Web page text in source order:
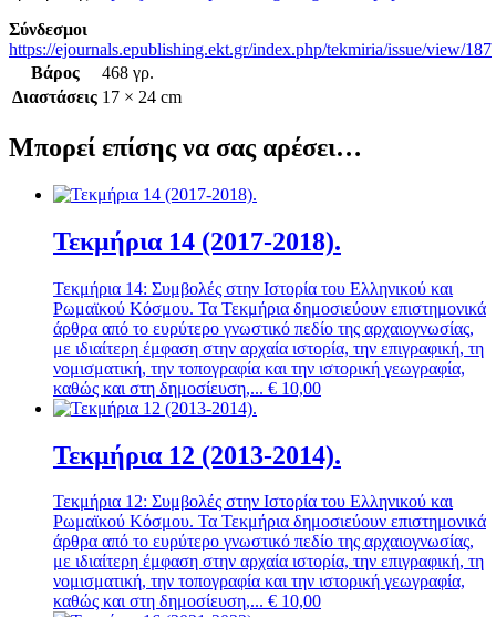
Σύνδεσμοι
https://ejournals.epublishing.ekt.gr/index.php/tekmiria/issue/view/187
Βάρος
468 γρ.
Διαστάσεις 17 × 24 cm
Μπορεί επίσης να σας αρέσει…
Τεκμήρια 14 (2017-2018).
Τεκμήρια 14: Συμβολές στην Ιστορία του Ελληνικού και
Ρωμαϊκού Κόσμου. Τα Τεκμήρια δημοσιεύουν επιστημονικά
άρθρα από το ευρύτερο γνωστικό πεδίο της αρχαιογνωσίας,
με ιδιαίτερη έμφαση στην αρχαία ιστορία, την επιγραφική, τη
νομισματική, την τοπογραφία και την ιστορική γεωγραφία,
καθώς και στη δημοσίευση,... € 10,00
Τεκμήρια 12 (2013-2014).
Τεκμήρια 12: Συμβολές στην Ιστορία του Ελληνικού και
Ρωμαϊκού Κόσμου. Τα Τεκμήρια δημοσιεύουν επιστημονικά
άρθρα από το ευρύτερο γνωστικό πεδίο της αρχαιογνωσίας,
με ιδιαίτερη έμφαση στην αρχαία ιστορία, την επιγραφική, τη
νομισματική, την τοπογραφία και την ιστορική γεωγραφία,
καθώς και στη δημοσίευση,... € 10,00